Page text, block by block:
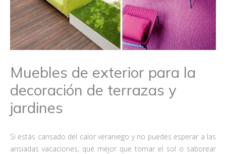
Muebles de exterior para la
decoración de terrazas y
jardines
Si estás cansado del calor veraniego y no puedes esperar a las
ansiadas vacaciones, qué mejor que tomar el sol o saborear